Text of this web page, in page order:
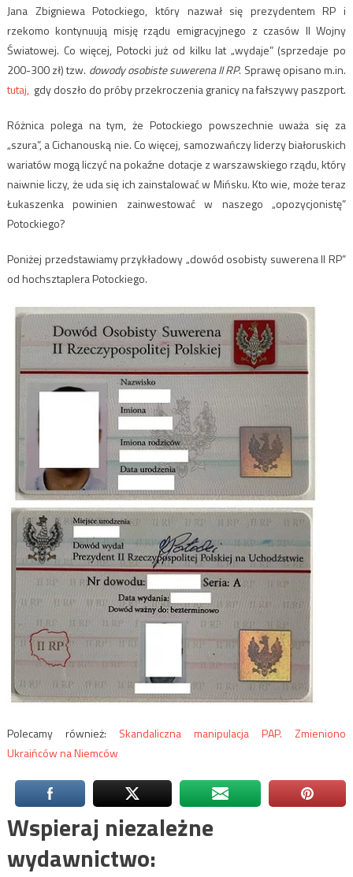
Jana Zbigniewa Potockiego, który nazwał się prezydentem RP i
rzekomo kontynuują misję rządu emigracyjnego z czasów II Wojny
Światowej. Co więcej, Potocki już od kilku lat „wydaje” (sprzedaje po
200-300 zł) tzw. dowody osobiste suwerena II RP. Sprawę opisano m.in.
tutaj,gdy doszło do próby przekroczenia granicy na fałszywy paszport.
Różnica polega na tym, że Potockiego powszechnie uważa się za
„szura”, a Cichanouską nie. Co więcej, samozwańczy liderzy białoruskich
wariatów mogą liczyć na pokaźne dotacje z warszawskiego rządu, który
naiwnie liczy, że uda się ich zainstalować w Mińsku. Kto wie, może teraz
Łukaszenka powinien zainwestować w naszego „opozycjonistę”
Potockiego?
Poniżej przedstawiamy przykładowy „dowód osobisty suwerena II RP”
od hochsztaplera Potockiego.
Polecamy również: Skandaliczna manipulacja PAP. Zmieniono
Ukraińców na Niemców
Wspieraj niezależne
wydawnictwo: